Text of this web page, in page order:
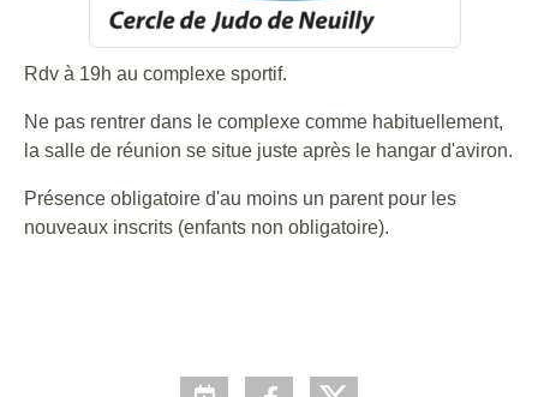
Rdv à 19h au complexe sportif.
Ne pas rentrer dans le complexe comme habituellement,
la salle de réunion se situe juste après le hangar d'aviron.
Présence obligatoire d'au moins un parent pour les
nouveaux inscrits (enfants non obligatoire).